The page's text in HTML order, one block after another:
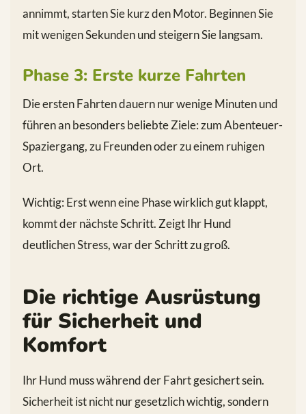
annimmt, starten Sie kurz den Motor. Beginnen Sie
mit wenigen Sekunden und steigern Sie langsam.
Phase 3: Erste kurze Fahrten
Die ersten Fahrten dauern nur wenige Minuten und
führen an besonders beliebte Ziele: zum Abenteuer-
Spaziergang, zu Freunden oder zu einem ruhigen
Ort.
Wichtig: Erst wenn eine Phase wirklich gut klappt,
kommt der nächste Schritt. Zeigt Ihr Hund
deutlichen Stress, war der Schritt zu groß.
Die richtige Ausrüstung
für Sicherheit und
Komfort
Ihr Hund muss während der Fahrt gesichert sein.
Sicherheit ist nicht nur gesetzlich wichtig, sondern